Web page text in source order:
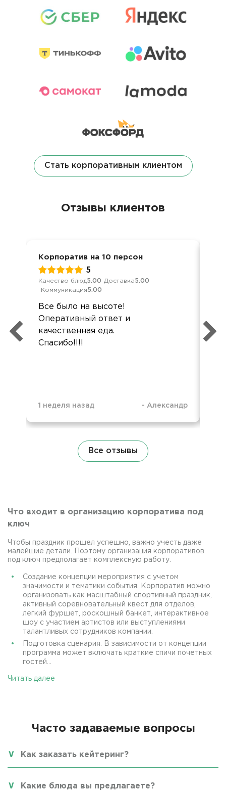
Стать корпоративным клиентом
Отзывы клиентов
Корпоратив на 10 персон
5
Качество блюд5.00 Доставка5.00
Коммуникация5.00
Все было на высоте!
Оперативный ответ и
качественная еда.
Спасибо!!!!
1 неделя назад - Александр
Все отзывы
Что входит в организацию корпоратива под
ключ
Чтобы праздник прошел успешно, важно учесть даже
малейшие детали. Поэтому организация корпоративов
под ключ предполагает комплексную работу.
Создание концепции мероприятия с учетом
значимости и тематики события. Корпоратив можно
организовать как масштабный спортивный праздник,
активный соревновательный квест для отделов,
легкий фуршет, роскошный банкет, интерактивное
шоу с участием артистов или выступлениями
талантливых сотрудников компании.
Подготовка сценария. В зависимости от концепции
программа может включать краткие спичи почетных
гостей...
Читать далее
Часто задаваемые вопросы
Как заказать кейтеринг?
Какие блюда вы предлагаете?